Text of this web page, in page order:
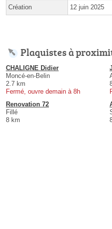
Création 12 juin 2025
Plaquistes à
CHALIGNE Didier
Moncé-en-Belin
2.7 km
Fermé, ouvre demain à 8h
Renovation 72
Fillé
8 km